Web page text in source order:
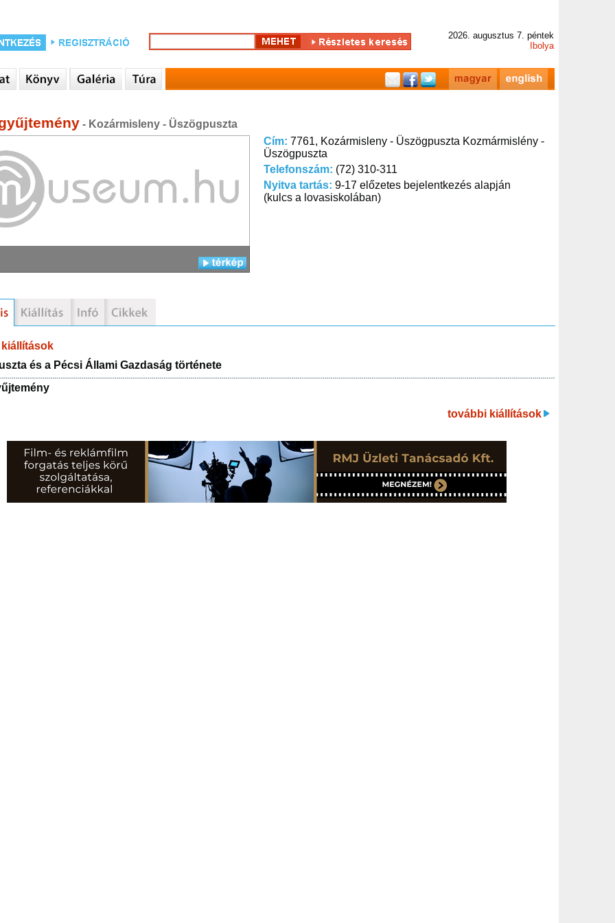
2026. augusztus 7. péntek
Ibolya
- Kozármisleny - Üszögpuszta
Cím: 7761, Kozármisleny - Üszögpuszta Kozmármislény -
Üszögpuszta
Telefonszám: (72) 310-311
Nyitva tartás: 9-17 előzetes bejelentkezés alapján
(kulcs a lovasiskolában)
és a Pécsi Állami Gazdaság története
további kiállítások